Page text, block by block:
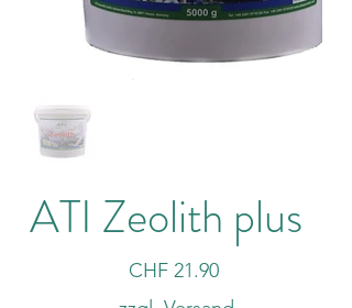
ATI Zeolith plus
Preis
CHF 21.90